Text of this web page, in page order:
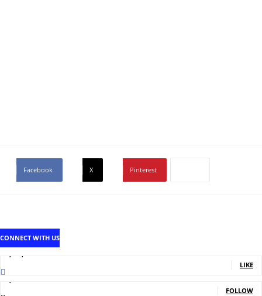
Facebook X Pinterest
CONNECT WITH US
LIKE
FOLLOW